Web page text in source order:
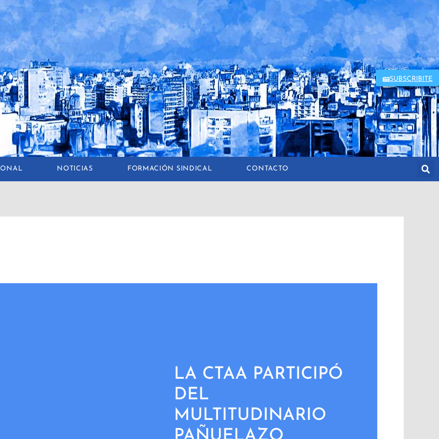
SUBSCRIBITE
NOTICIAS FORMACIÓN SINDICAL CONTACTO
LA CTAA PARTICIPÓ
DEL
MULTITUDINARIO